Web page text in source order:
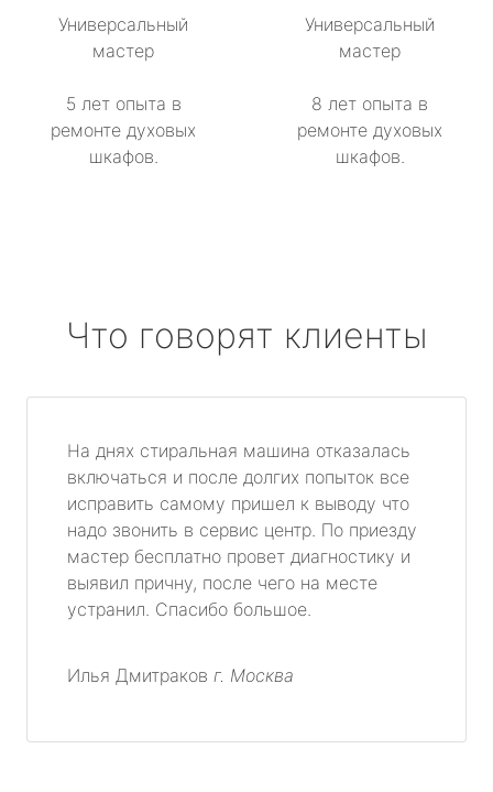
Универсальный
мастер
5 лет опыта в
ремонте духовых
шкафов.
Универсальный
мастер
8 лет опыта в
ремонте духовых
шкафов.
Что говорят клиенты
На днях стиральная машина отказалась
включаться и после долгих попыток все
исправить самому пришел к выводу что
надо звонить в сервис центр. По приезду
мастер бесплатно провет диагностику и
выявил причну, после чего на месте
устранил. Спасибо большое.
Илья Дмитраков г. Москва